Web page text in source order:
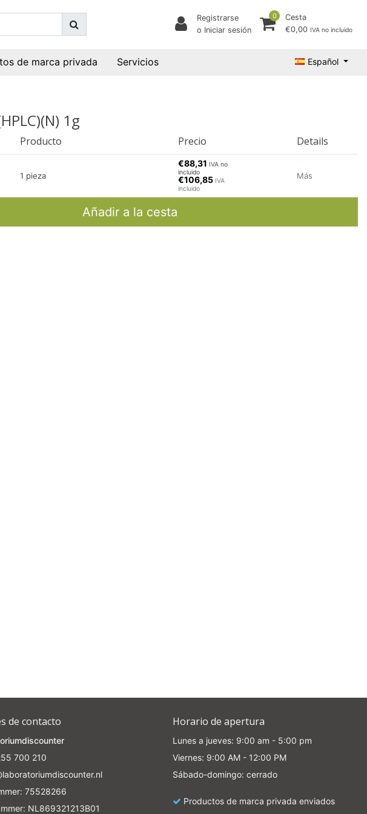
Registrarse
o Iniciar sesión
0
Cesta
€0,00 IVA no incluido
de marca privada Servicios Español
1g
Producto Precio Details
1 pieza
€88,31 IVA no
incluido
€106,85 IVA
incluido
Más
Añadir a la cesta
de contacto
700 210
75528266
NL869321213B01
Horario de apertura
Lunes a jueves: 9:00 am - 5:00 pm
Viernes: 9:00 AM - 12:00 PM
Sábado-domingo: cerrado
Productos de marca privada enviados